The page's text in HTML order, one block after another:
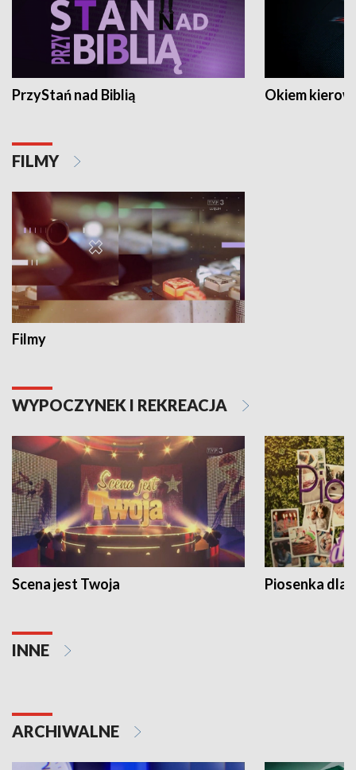
PrzyStań nad Biblią Okiem
FILMY
Filmy
WYPOCZYNEK I REKREACJA
Scena jest Twoja Piosenka dla
INNE
ARCHIWALNE